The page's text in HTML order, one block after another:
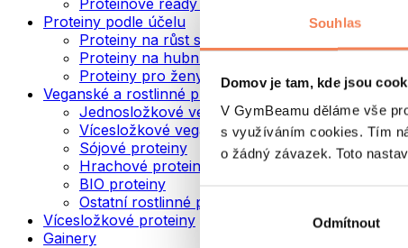
Souhlas
Domov je tam, kde jsou
V GymBeamu děláme vše
s využíváním cookies. Tím
o žádný závazek. Toto
Odmítnout
Proteiny podle účelu
Proteiny na růst svalů
Proteiny na hubnutí
Proteiny pro ženy
Veganské a rostlinné proteiny
Jednosložkové veganské proteiny
Vícesložkové veganské proteiny
Sójové proteiny
Hrachové proteiny
BIO proteiny
Ostatní rostlinné proteiny
Vícesložkové proteiny
Gainery